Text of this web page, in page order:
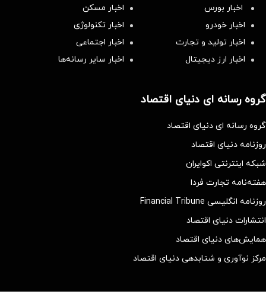
اخبار بورس
اخبار مسکن
اخبار خودرو
اخبار تکنولوژی
اخبار تولید و تجارت
اخبار اجتماعی
اخبار ارز دیجیتال
اخبار سایر رسانه‌‌ها
گروه رسانه ای دنیای اقتصاد
گروه رسانه ای دنیای اقتصاد
روزنامه دنیای اقتصاد
شبکه اینترنتی اکوایران
هفته‌نامه تجارت فردا
روزنامه انگلیسی Financial Tribune
انتشارات دنیای اقتصاد
همایش‌های دنیای اقتصاد
مرکز نوآوری و شتابدهی دنیای اقتصاد